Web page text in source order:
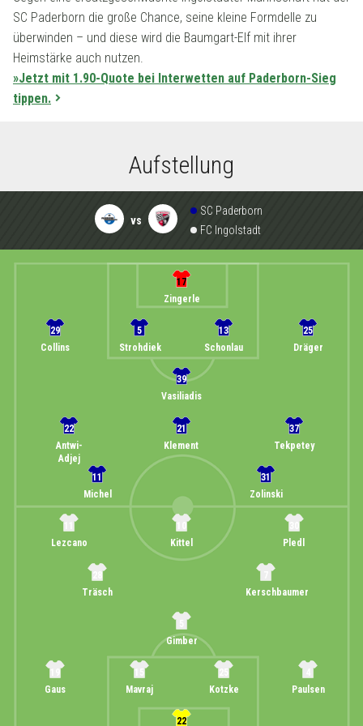
SC Paderborn die große Chance, seine kleine Formdelle zu
überwinden – und diese wird die Baumgart-Elf mit ihrer
Heimstärke auch nutzen.
»Jetzt mit 1.90-Quote bei Interwetten auf Paderborn-Sieg
tippen.
Aufstellung
vs
SC Paderborn
FC Ingolstadt
17
Zingerle
25
Dräger
13
Schonlau
5
Strohdiek
29
Collins
39
Vasiliadis
37
Tekpetey
21
Klement
22
Antwi-
Adjej
31
Zolinski
11
Michel
Pledl
Kittel
Lezcano
Kerschbaumer
Träsch
Gimber
Paulsen
Kotzke
Mavraj
Gaus
22